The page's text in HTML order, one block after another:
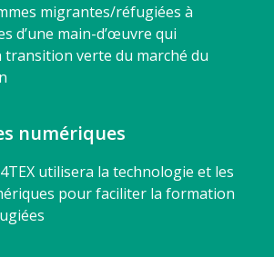
migrantes/réfugiées à
d’une main-d’œuvre qui
verte du marché du
numériques
utilisera la technologie et les
pour faciliter la formation